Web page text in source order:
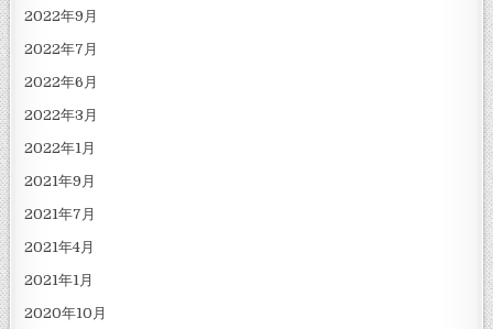
2022年9月
2022年7月
2022年6月
2022年3月
2022年1月
2021年9月
2021年7月
2021年4月
2021年1月
2020年10月